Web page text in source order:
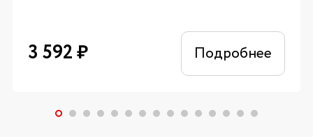
3 592₽ Подробнее